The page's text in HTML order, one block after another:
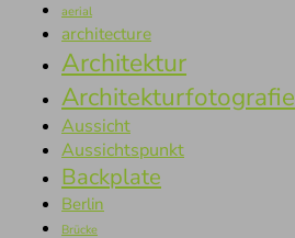
aerial
architecture
Architektur
Architekturfotografie
Aussicht
Aussichtspunkt
Backplate
Berlin
Brücke